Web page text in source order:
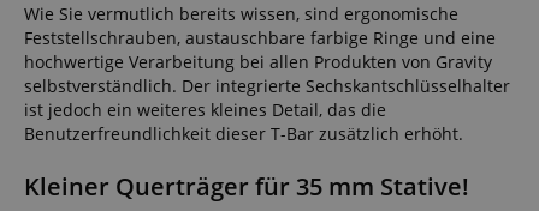
Wie Sie vermutlich bereits wissen, sind ergonomische
Feststellschrauben, austauschbare farbige Ringe und eine
hochwertige Verarbeitung bei allen Produkten von Gravity
selbstverständlich. Der integrierte Sechskantschlüsselhalter
ist jedoch ein weiteres kleines Detail, das die
Benutzerfreundlichkeit dieser T-Bar zusätzlich erhöht.
Kleiner Querträger für 35 mm Stative!